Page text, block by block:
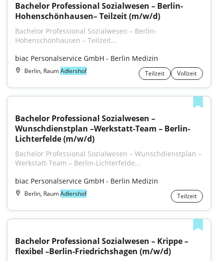
Bachelor Professional Sozialwesen – Berlin-
Hohenschönhausen– Teilzeit (m/w/d)
Bachelor Professional Sozialwesen – Berlin-
Hohenschönhausen – Teilzeit...
biac Personalservice GmbH - Berlin Medizin
Berlin, RaumAdlershof Teilzeit Vollzeit
Bachelor Professional Sozialwesen –
Wunschdienstplan –Werkstatt-Team – Berlin-
Lichterfelde (m/w/d)
Bachelor Professional Sozialwesen – Wunschdienstplan –
Werkstatt-Team – Berlin-Lichterfelde...
biac Personalservice GmbH - Berlin Medizin
Berlin, RaumAdlershof Teilzeit
Bachelor Professional Sozialwesen – Krippe –
flexibel –Berlin-Friedrichshagen (m/w/d)